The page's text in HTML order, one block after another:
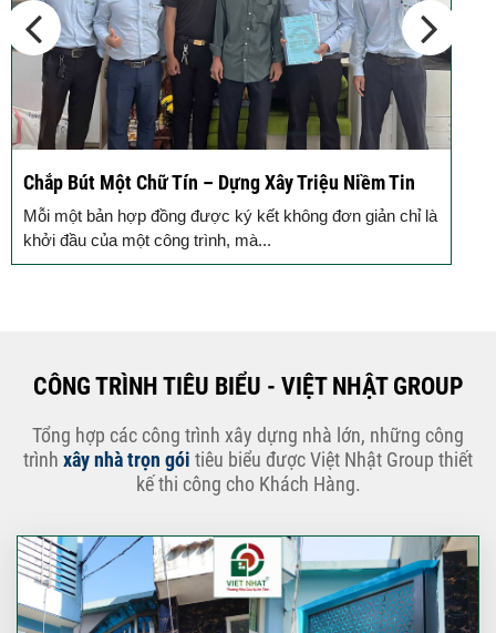
Động Thổ Xây Nhà – Khởi Đầu Vững Chắc, An Tâm
Đồng Hành
Mỗi ngôi nhà được khởi công động thổ là thêm một viên
gạch xây dựng nên niềm tin của Quý...
CÔNG TRÌNH TIÊU BIỂU - VIỆT NHẬT GROUP
Tổng hợp các công trình xây dựng nhà lớn, những công
trình xây nhà trọn gói tiêu biểu được Việt Nhật Group thiết
kế thi công cho Khách Hàng.